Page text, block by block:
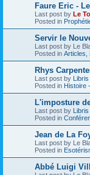
Faure Eric -
Last post by Le
Posted in
Servir le
Last post by Le
Posted in Articles,
Rhys
Last post by Libris
Posted in Histoire
L'imposture
Last post by Libris
Posted in
Jean de La
Last post by Le
Posted in
Abbé Luigi